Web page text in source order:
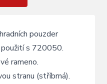
pouzder
použití s 720050.
rameno.
stranu (stříbrná).